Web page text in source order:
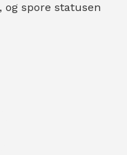
og spore statusen